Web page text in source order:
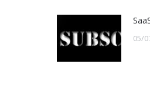
05/